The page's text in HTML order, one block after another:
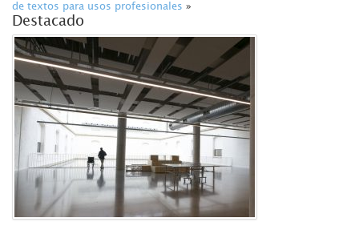
de textos para usos profesionales »
Destacado